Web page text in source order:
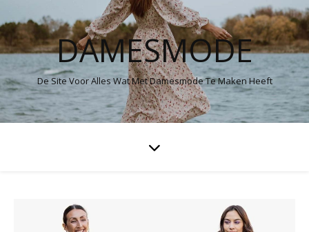
DAMESMODE
De Site Voor Alles Wat Met Damesmode Te Maken Heeft